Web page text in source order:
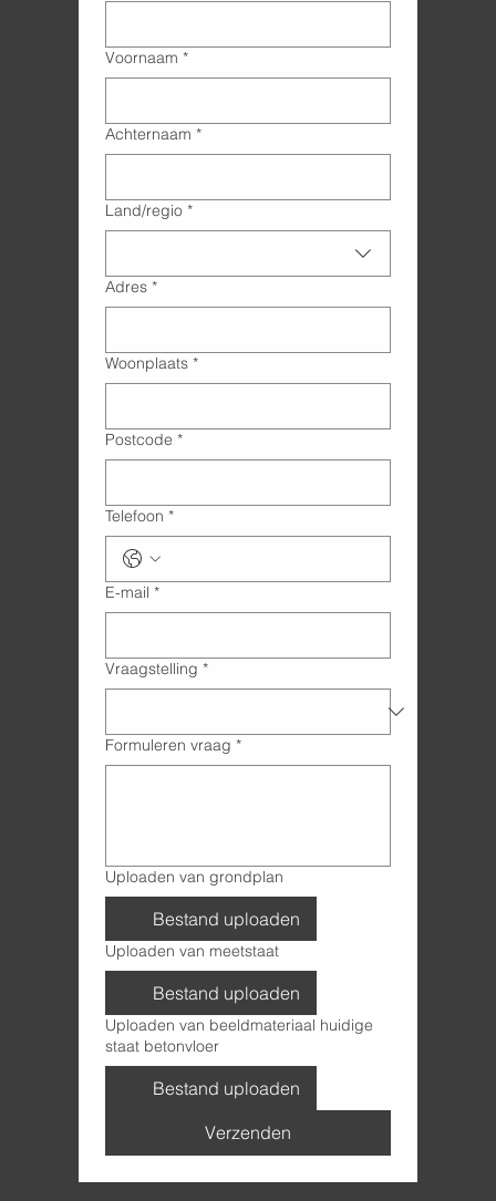
Voornaam *
Achternaam *
Adres met meerdere regels
Land/regio *
Adres *
Woonplaats *
Postcode *
Telefoon *
E-mail *
Vraagstelling *
Formuleren vraag *
Uploaden van grondplan
Bestand uploaden
Uploaden van meetstaat
Bestand uploaden
Uploaden van beeldmateriaal huidige
staat betonvloer
Bestand uploaden
Verzenden